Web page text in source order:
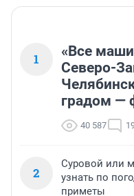
1
«Все
Северо-
градом —
40 587
2
Суровой или
узнать по
приметы